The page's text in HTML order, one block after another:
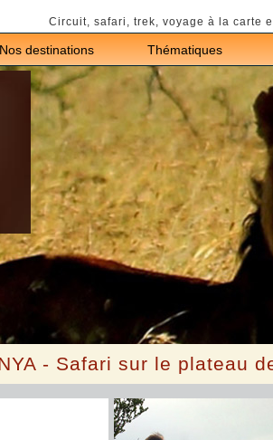
Circuit, safari, trek, voyage à la carte
Nos destinations Thématiques
- Safari sur le plateau